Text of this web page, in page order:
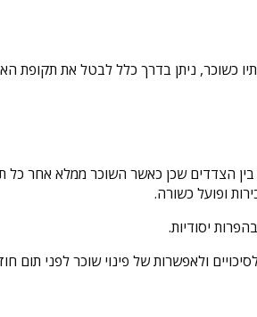
כשוכר, ניתן בדרך כלל לבטל את תקופת
בין הצדדים שכן כאשר השוכר ממלא אחר
ופועל כשורה.
יסודיות.
ולאפשרות של פינוי שוכר לפני תום